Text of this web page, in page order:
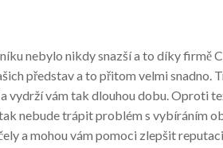
nebylo nikdy snazší a to díky firmě
představ a to přitom velmi snadno.
vydrží vám tak dlouhou dobu. Oproti
nebude trápit problém s vybíráním
a mohou vám pomoci zlepšit